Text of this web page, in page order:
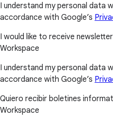
I understand my personal data
accordance with Google’s
I would like to receive
Workspace
I understand my personal data
accordance with Google’s
Quiero recibir boletines
Workspace